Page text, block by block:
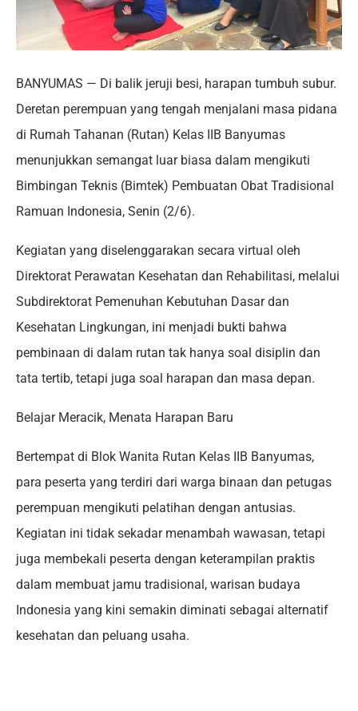
BANYUMAS — Di balik jeruji besi, harapan tumbuh subur.
Deretan perempuan yang tengah menjalani masa pidana
di Rumah Tahanan (Rutan) Kelas IIB Banyumas
menunjukkan semangat luar biasa dalam mengikuti
Bimbingan Teknis (Bimtek) Pembuatan Obat Tradisional
Ramuan Indonesia, Senin (2/6).
Kegiatan yang diselenggarakan secara virtual oleh
Direktorat Perawatan Kesehatan dan Rehabilitasi, melalui
Subdirektorat Pemenuhan Kebutuhan Dasar dan
Kesehatan Lingkungan, ini menjadi bukti bahwa
pembinaan di dalam rutan tak hanya soal disiplin dan
tata tertib, tetapi juga soal harapan dan masa depan.
Belajar Meracik, Menata Harapan Baru
Bertempat di Blok Wanita Rutan Kelas IIB Banyumas,
para peserta yang terdiri dari warga binaan dan petugas
perempuan mengikuti pelatihan dengan antusias.
Kegiatan ini tidak sekadar menambah wawasan, tetapi
juga membekali peserta dengan keterampilan praktis
dalam membuat jamu tradisional, warisan budaya
Indonesia yang kini semakin diminati sebagai alternatif
kesehatan dan peluang usaha.